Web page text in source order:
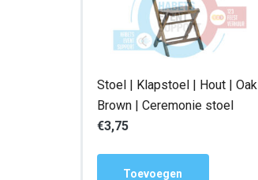
Stoel | Klapstoel | Hout | Oak
Brown | Ceremonie stoel
€3,75
Toevoegen